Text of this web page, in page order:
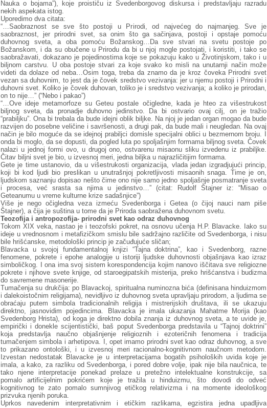
Nauka o bojama”), koje proističu iz Svedenborgovog diskursa i predstavljaju razradu
nekih aspekata istog.
Uporedimo dva citata:
“…Saobraznost se sve što postoji u Prirodi, od najvećeg do najmanjeg. Sve je
saobraznost, jer prirodni svet, sa onim što ga sačinjava, postoji i opstaje pomoću
duhovnog sveta, a oba pomoću Božanskog…Da sve stvari na svetu postoje po
Božanskom, i da su obučene u Prirodu da bi u njoj mogle postojati, i koristiti, i tako se
saobražavati, dokazano je pojedinostima koje se pokazuju kako u Životinjskom, tako i u
biljnom carstvu. U oba postoje stvari za koje svako ko misli na unutarnji način može
videti da dolaze od neba…Osim toga, treba da znamo da je kroz čoveka Prirodni svet
vezan sa duhovnim, to jest da je čovek sredstvo vezivanja: jer u njemu postoji i Prirodni i
duhovni svet. Koliko je čovek duhovan, toliko je i sredstvo vezivanja; a koliko je prirodan,
on to nije…” (“Nebo i pakao”)
“…Ove ideje metamorfoze su Geteu postale očigledne, kada je hteo za višestrukost
biljnog sveta, da pronadje duhovno jedinstvo. Da bi ostvario ovaj cilj, on je tražio
“prabiljku”. Ona bi trebala da bude idejni oblik biljke. Na njoj je jedan organ mogao da bude
razvijen do posebne veličine i savršenosti, a drugi pak, da bude mali i neugledan. Na ovaj
način je bilo moguće da se idejnoj prabiljci domisle specijalni oblici u bezmernom broju. I
onda bi moglo, da se dopusti, da pogled luta po spoljašnjim formama biljnog sveta. Čovek
nalazi u jednoj formi ovo, u drugoj ono, ostvarenu misaonu sliku izvedenu iz prabiljke.
Čitav biljni svet je bio, u izvesnoj meri, jedna biljka u najrazličitijim formama.
Gete je time ustanovio, da u višestrukosti organizacija, vlada jedan izgradjujući princip,
koji bi kod ljudi bio preslikan u unutrašnjoj pokretljivosti misaonih snaga. Time je on,
ljudskom saznanju dopisao nešto čime ono nije samo jedno spoljašnje posmatranje sveta
i procesa, već srasta sa njima u jedinstvo…” (citat: Rudolf Štajner iz: “Misao o
Geteanumu u vreme kulturne krize sadašnjice”)
Više je nego očigledna veza izmeću Svedenborga i Getea (o čijoj nauci nam piše
Štajner), a čija je suština u tome da je Priroda saobražena duhovnom svetu.
Teozofija i antropozofija- prirodni svet kao odraz duhovnog
Tokom XIX veka, nastao je i teozofski pokret, na osnovu učenja H.P. Blavacke. Iako su
ideje u vrednosnom i metafizičkom smislu bile sadržajno različite od Svedenborga, i nisu
bile hrišćanske, metodološki princip je začuđujuće sličan;
Blavacka u svojoj fundamentalnoj knjizi “Tajna doktrina”, kao i Svedenborg, razne
fenomene, pokrete i epohe analogije u istoriji ljudske duhovnosti objašnjava kao izraz
simboličkog. I ona ima svoj sistem korespondencija kojim nanovo iščitava sve religiozne
pokrete i njihove svete knjige, od staroegipatskih misterija, preko hrišćanstva i budizma
do savremene masonerije.
Tumačenja su drukčija: po Blavackoj, spiritualna numinozna bića (definisana hinduizmom
i dalekoistočnim religijama), nevidljivo iz duhovnog sveta upravljaju prirodom, a ljudima se
obraćaju putem simbola tradicionalnih religija i mistrerijskih društava, ili se ukazuju
direktno, jasnovidim pojedincima. Blavacka je imala ukazanja Mahatme Morija (kao
Svedenborg Hrista), od koga je direktno dobila znanja iz duhovnog sveta, a te uvide je,
empirički i donekle scijentistički, baš poput Svedenborga predstavila u “Tajnoj doktrini”
koja predstavlja naučno objašnjenje religioznih i ezoteričnih fenomena i tradicija
tumačenjem simbola i arhetipova. I, opet imamo prirodni svet kao odraz duhovnog, a sve
to prikazano ontološki, i u izvesnoj meri racionalno-kognitivnom naučnom metodom.
Izvestan nedostatak Blavacke je u interpretacijama bogatih psiholoških uvida koje je
imala, a kako, za razliku od Svedenborga, i pored dobre volje, ipak nije bila naučnica, te
tako njene interpretacije ponekad prelaze u pretežno intelektualne konstrukcije, sa
pomalo artificijelnim pokrićem koje je tražila u hinduizmu, što dovodi do odveć
kognitivnog te zato pomalo sumnjivog etičkog relativizma i na momente ideološkog
prizvuka njenih poruka.
Uprkos navedenim interpretativnim i etičkim razlikama, egzistira jedna upadljiva